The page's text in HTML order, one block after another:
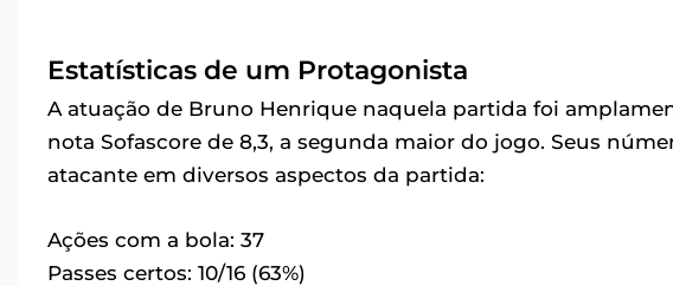
Estatísticas de um Protagonista
A atuação de Bruno Henrique naquela partida foi
nota Sofascore de 8,3, a segunda maior do jogo. Seus
atacante em diversos aspectos da partida:
Ações com a bola: 37
Passes certos: 10/16 (63%)